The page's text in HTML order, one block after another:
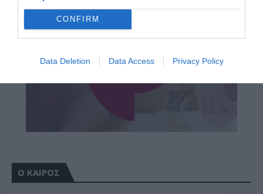
CONFIRM
Data Deletion Data Access Privacy Policy
Ο ΚΑΙΡΟΣ